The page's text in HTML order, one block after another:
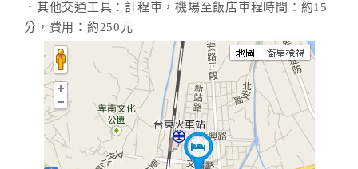
．其他交通工具：計程車，機場至飯店車程時間：約15
分，費用：約250元